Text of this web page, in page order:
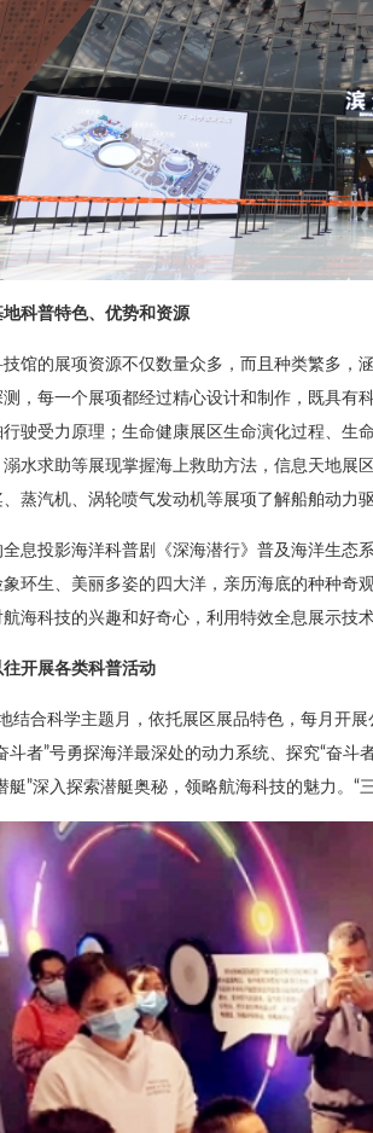
地科普特色、优势和资源
技馆的展项资源不仅数量众多，而且种类繁多，
，每一个展项都经过精心设计和制作，既具有
驶受力原理；生命健康展区生命演化过程、生
溺水求助等展现掌握海上救助方法，信息天地展
蒸汽机、涡轮喷气发动机等展项了解船舶动力驱
全息投影海洋科普剧《深海潜行》普及海洋生态
象环生、美丽多姿的四大洋，亲历海底的种种奇
海科技的兴趣和好奇心，利用特效全息展示技
往开展各类科普活动
结合科学主题月，依托展区展品特色，每月开
斗者”号勇探海洋最深处的动力系统、探究“奋
艇”深入探索潜艇奥秘，领略航海科技的魅力。“